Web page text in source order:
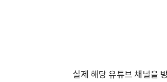
실제 해당 유튜브 채널을